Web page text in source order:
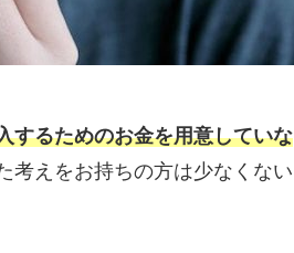
するためのお金を用意していな
考えをお持ちの方は少なくない